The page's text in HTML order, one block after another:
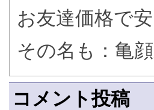
お友達価格で
その名も：亀
コメント投稿